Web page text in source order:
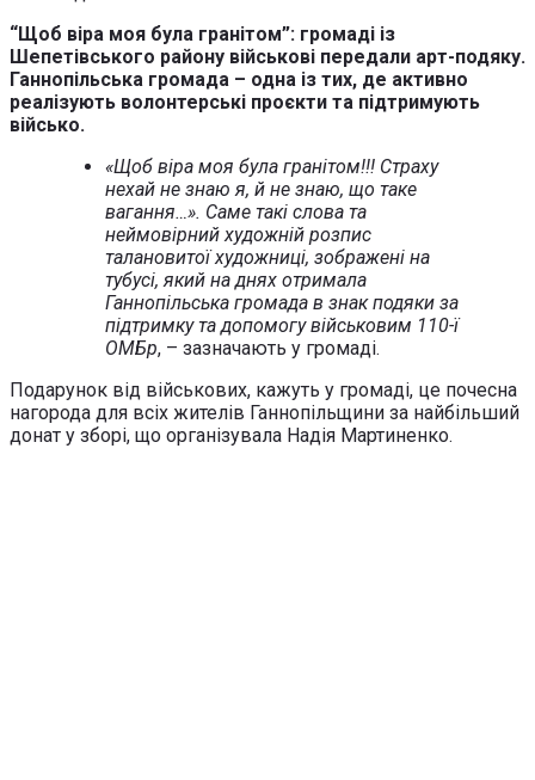
“Щоб віра моя була гранітом”: громаді із
Шепетівського району військові передали арт-подяку.
Ганнопільська громада – одна із тих, де активно
реалізують волонтерські проєкти та підтримують
військо.
«Щоб віра моя була гранітом!!! Страху
нехай не знаю я, й не знаю, що таке
вагання…». Саме такі слова та
неймовірний художній розпис
талановитої художниці, зображені на
тубусі, який на днях отримала
Ганнопільська громада в знак подяки за
підтримку та допомогу військовим 110-ї
ОМБр, – зазначають у громаді.
Подарунок від військових, кажуть у громаді, це почесна
нагорода для всіх жителів Ганнопільщини за найбільший
донат у зборі, що організувала Надія Мартиненко.